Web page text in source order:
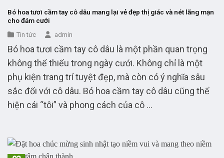
Bó hoa tươi cầm tay cô dâu mang lại vẻ đẹp thị giác và nét lãng mạn
cho đám cưới
Tin tức admin
Bó hoa tươi cầm tay cô dâu là một phần quan trọng
không thể thiếu trong ngày cưới. Không chỉ là một
phụ kiện trang trí tuyệt đẹp, mà còn có ý nghĩa sâu
sắc đối với cô dâu. Bó hoa cầm tay cô dâu cũng thể
hiện cái “tôi” và phong cách của cô ...